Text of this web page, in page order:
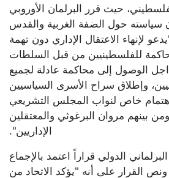
حيث قرر البرلمان الأوروبي
2012 بشأن سياسته حول الضفة الغربية والقدس
لإنهاء الاعتقال الإداري دون تهمة
للفلسطينيين من قبل السلطات
اجل الوصول إلى محاكمة عادلة لجميع
وإطلاق سراح الأسرى السياسيين
خاص لنواب المجلس التشريعي
بينهم مروان البرغوثي والمعتقلين
الإداريين".
الدولي قراراً اعتمد بالإجماع
2012، ونص القرار على أنه "يؤكد الاتحاد من